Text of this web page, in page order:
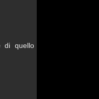
di quello